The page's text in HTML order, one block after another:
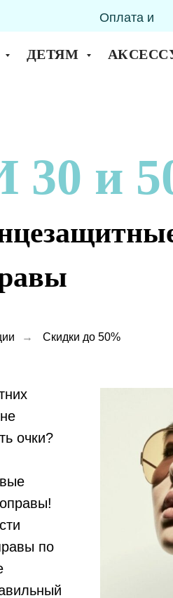
Оплата и
ДЕТЯМ
и
→ Скидки до 50%
очки?
по